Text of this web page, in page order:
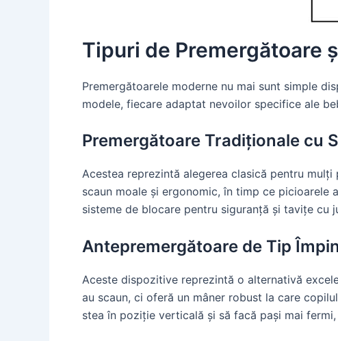
Tipuri de Premergătoare
Premergătoarele moderne nu mai sunt simple
modele, fiecare adaptat nevoilor specifice ale
Premergătoare Tradiționale cu
Acestea reprezintă alegerea clasică pentru
scaun moale și ergonomic, în timp ce picioarele
sisteme de blocare pentru siguranță și tavițe cu
Antepremergătoare de Tip
Aceste dispozitive reprezintă o alternativă
au scaun, ci oferă un mâner robust la care
stea în poziție verticală și să facă pași mai